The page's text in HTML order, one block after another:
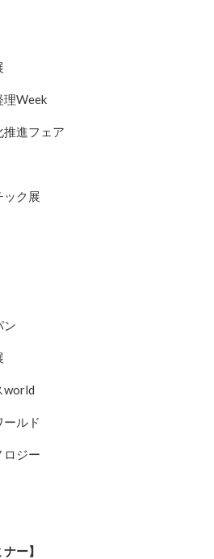
理Week
推進フェア
ック展
ン
world
ールド
ロジー
ナー】